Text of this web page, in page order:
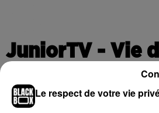
JuniorTV - Vie
Publié : 5 octobre 2020 à 10h50
Le respect de votre vie